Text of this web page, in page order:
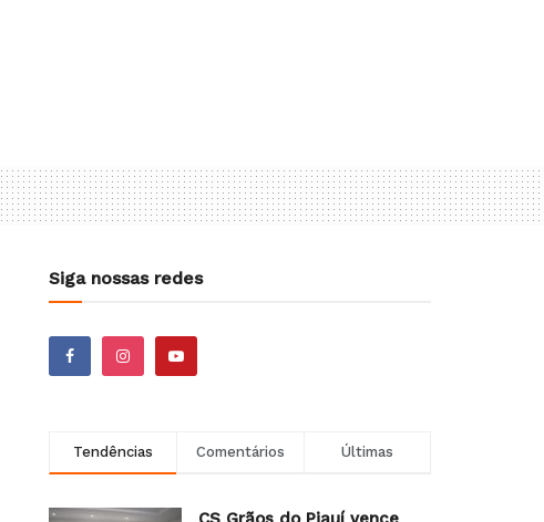
Siga nossas redes
Tendências Comentários Últimas